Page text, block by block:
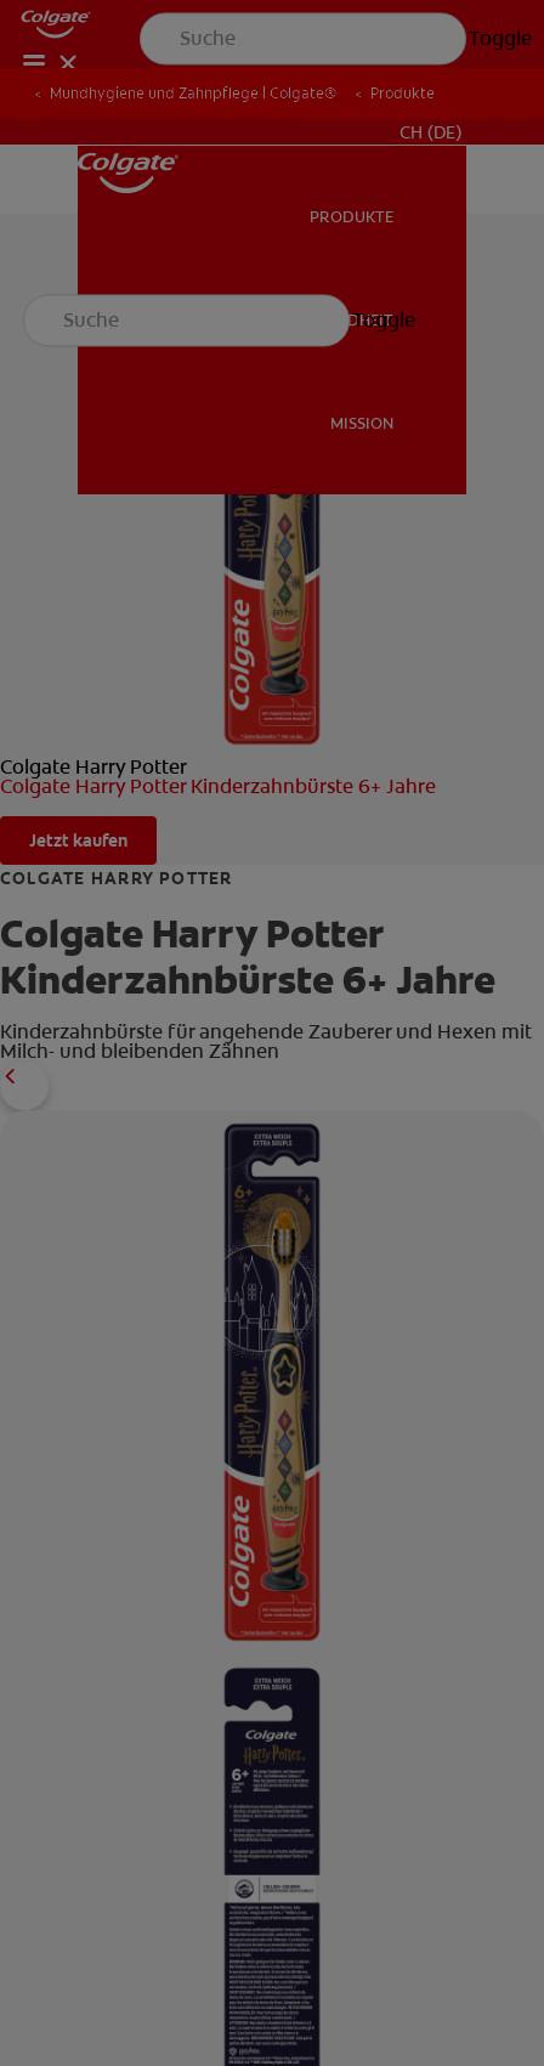
Toggle
MISSION
CH (DE)
PRODUKTE
MUNDGESUNDHEIT
MISSION
Toggle
Mundhygiene und Zahnpflege | Colgate® Produkte
Colgate Harry Potter
Colgate Harry Potter Kinderzahnbürste 6+ Jahre
Jetzt kaufen
COLGATE HARRY POTTER
Colgate Harry Potter
Kinderzahnbürste 6+ Jahre
Kinderzahnbürste für angehende Zauberer und Hexen mit
Milch- und bleibenden Zähnen